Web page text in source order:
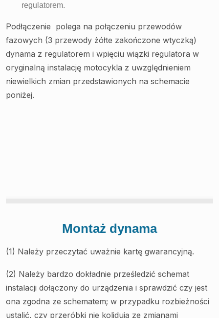
regulatorem.
Podłączenie polega na połączeniu przewodów
fazowych (3 przewody żółte zakończone wtyczką)
dynama z regulatorem i wpięciu wiązki regulatora w
oryginalną instalację motocykla z uwzględnieniem
niewielkich zmian przedstawionych na schemacie
poniżej.
Montaż dynama
(1) Należy przeczytać uważnie kartę gwarancyjną.
(2) Należy bardzo dokładnie prześledzić schemat
instalacji dołączony do urządzenia i sprawdzić czy jest
ona zgodna ze schematem; w przypadku rozbieżności
ustalić, czy przeróbki nie kolidują ze zmianami